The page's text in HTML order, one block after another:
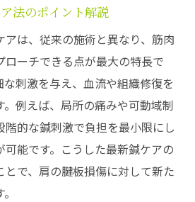
法のポイント解説
は、従来の施術と異なり、筋肉
ーチできる点が最大の特長で
刺激を与え、血流や組織修復を
例えば、局所の痛みや可動域制
階的な鍼刺激で負担を最小限にし
能です。こうした最新鍼ケアの
とで、肩の腱板損傷に対して新た